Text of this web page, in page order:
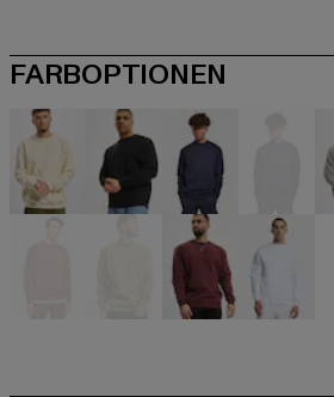
FARBOPTIONEN
schwarzblau blau